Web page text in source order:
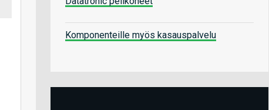
Komponenteille myös kasauspalvelu